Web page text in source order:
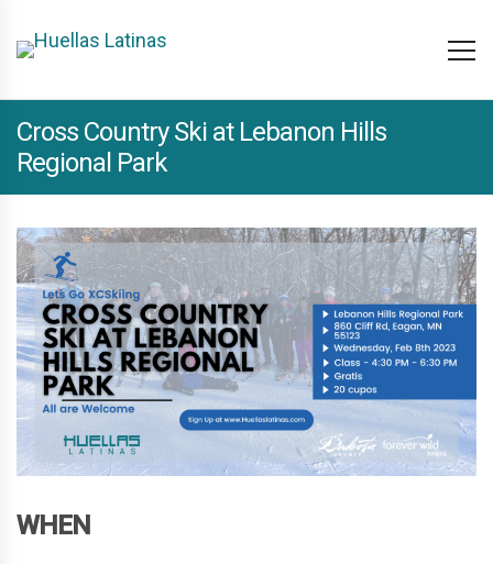
Cross Country Ski at Lebanon Hills
Regional Park
WHEN